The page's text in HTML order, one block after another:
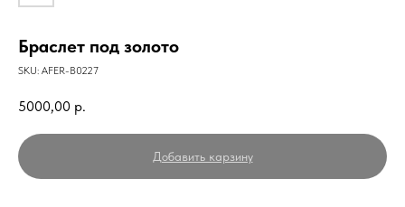
Браслет под золото
SKU: AFER-B0227
5000,00 р.
Добавить карзину